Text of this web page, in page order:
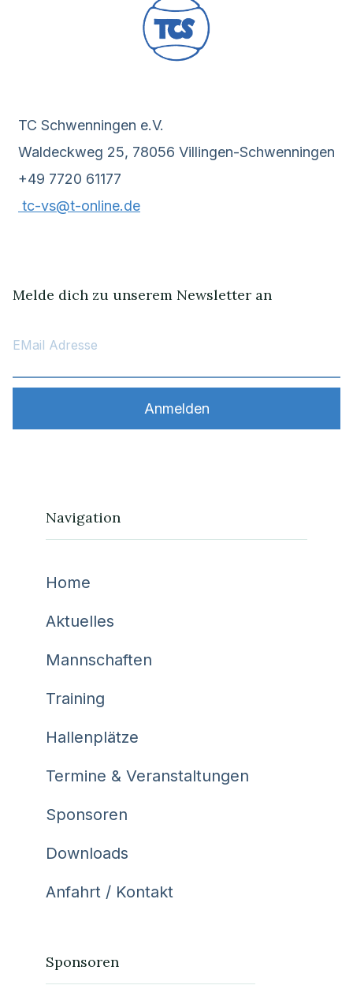
TC Schwenningen e.V.
Waldeckweg 25, 78056 Villingen-Schwenningen
+49 7720 61177
tc-vs@t-online.de
Melde dich zu unserem Newsletter an
Navigation
Home
Aktuelles
Mannschaften
Training
Hallenplätze
Termine & Veranstaltungen
Sponsoren
Downloads
Anfahrt / Kontakt
Sponsoren